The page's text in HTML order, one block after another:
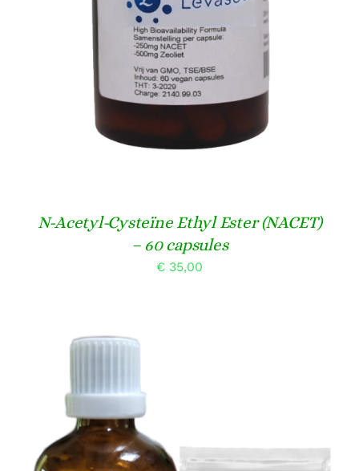
N-Acetyl-Cysteïne Ethyl Ester (NACET)
– 60 capsules
€ 35,00